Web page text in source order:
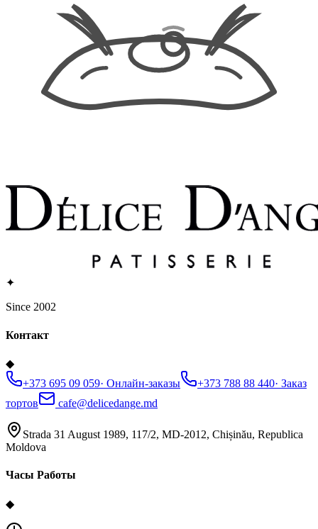
✦
Since 2002
Контакт
◆
+373 695 09 059· Онлайн-заказы +373 788 88 440· Заказ
тортов
cafe@delicedange.md
Strada 31 August 1989, 117/2, MD-2012, Chișinău, Republica
Moldova
Часы Работы
◆